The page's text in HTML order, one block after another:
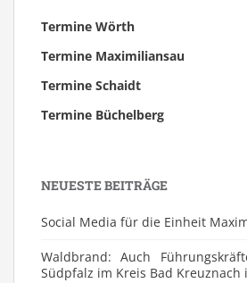
Termine Wörth
Termine Maximiliansau
Termine Schaidt
Termine Büchelberg
NEUESTE BEITRÄGE
Social Media für die Einheit
Waldbrand: Auch
Südpfalz im Kreis Bad Kreuznach